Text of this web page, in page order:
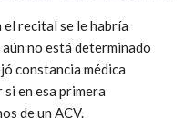
recital se le habría
no está determinado
constancia médica
en esa primera
de un ACV.